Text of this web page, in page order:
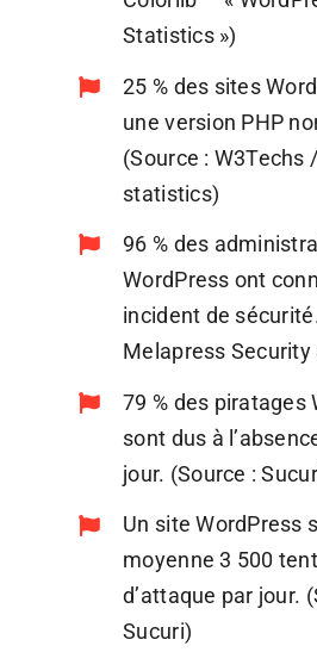
Statistics »)
25 % des sites
une version PHP
(Source : W3Techs
statistics)
96 % des
WordPress ont
incident de
Melapress Security
79 % des piratages
sont dus à
jour. (Source :
Un site WordPress
moyenne 3 500
d’attaque par jour.
Sucuri)